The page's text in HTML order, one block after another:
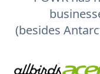
(besides